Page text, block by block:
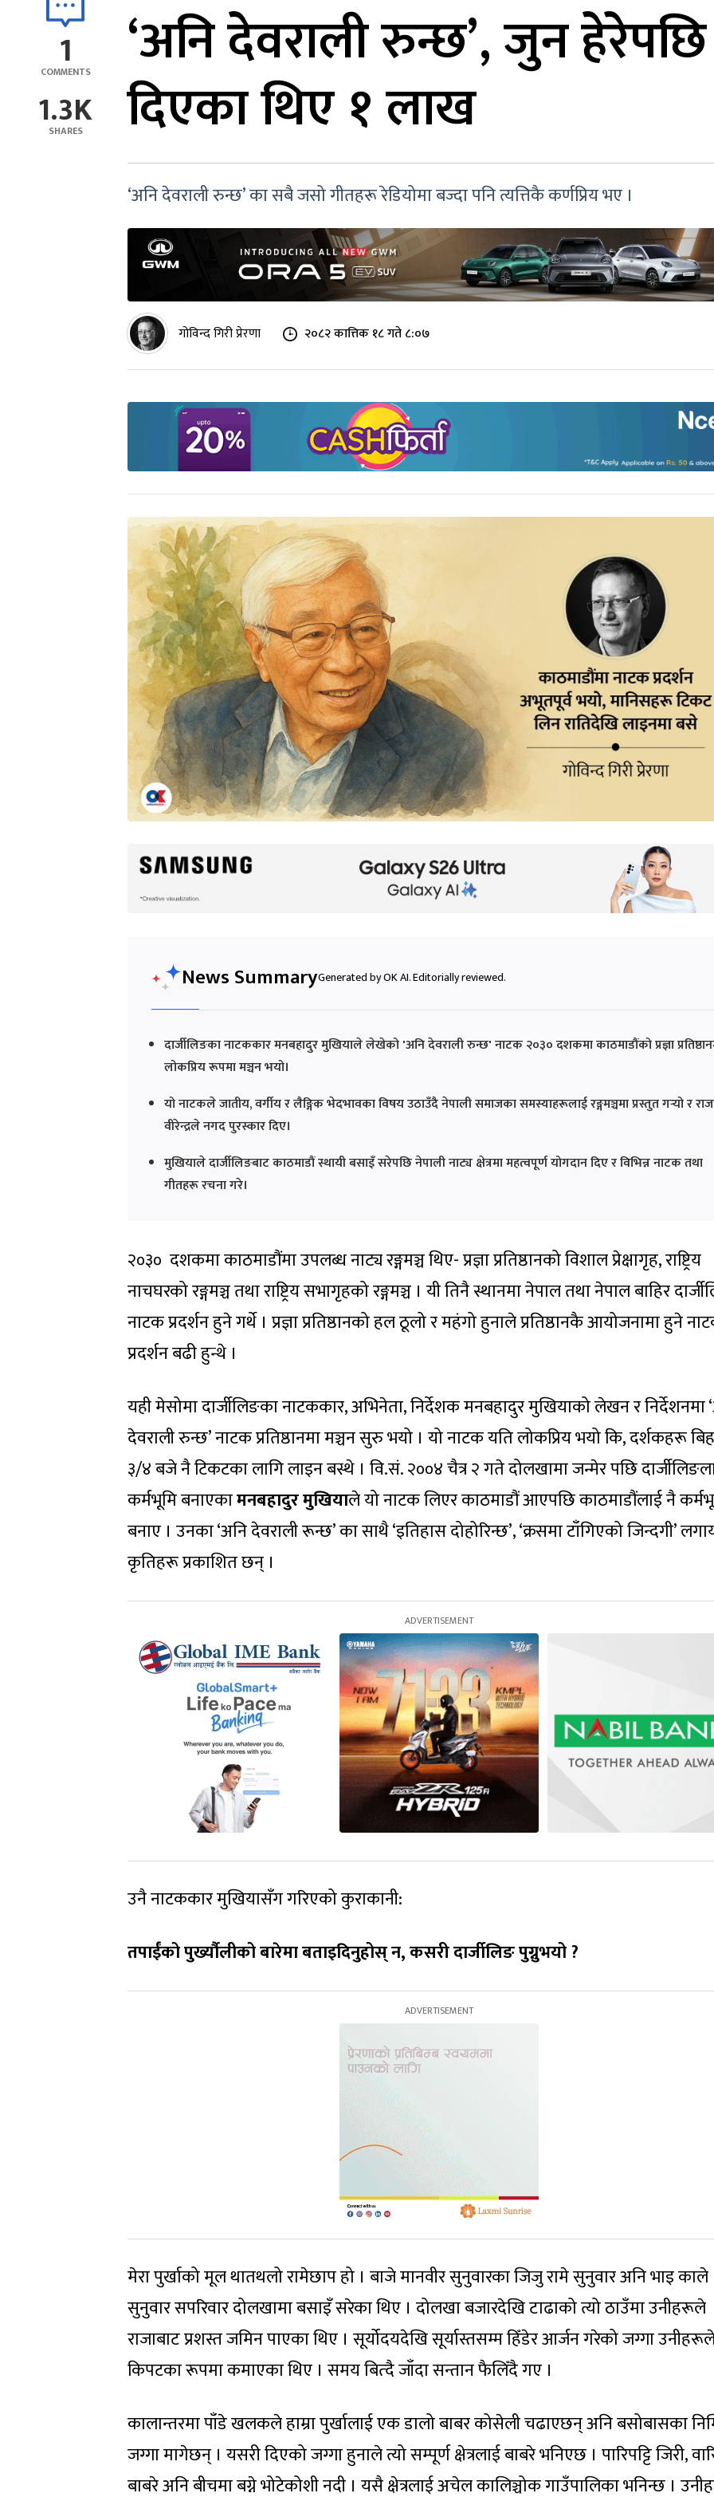
1
COMMENTS
1.3K
SHARES
‘अनि देवराली रुन्छ’, जुन हेरेपछि
दिएका थिए १ लाख
‘अनि देवराली रुन्छ’ का सबै जसो गीतहरू रेडियोमा बज्दा पनि त्यत्तिकै कर्णप्रिय भए ।
गोविन्द गिरी प्रेरणा २०८२ कात्तिक १८ गते ८:०७
News SummaryGenerated by OK AI. Editorially reviewed.
दार्जीलिङका नाटककार मनबहादुर मुखियाले लेखेको 'अनि देवराली रुन्छ' नाटक २०३० दशकमा काठमाडौंको प्रज्ञा
लोकप्रिय रूपमा मञ्चन भयो।
यो नाटकले जातीय, वर्गीय र लैङ्गिक भेदभावका विषय उठाउँदै नेपाली समाजका समस्याहरूलाई रङ्गमञ्चमा प्रस्तुत गर्‍यो र
वीरेन्द्रले नगद पुरस्कार दिए।
मुखियाले दार्जीलिङबाट काठमाडौं स्थायी बसाइँ सरेपछि नेपाली नाट्य क्षेत्रमा महत्वपूर्ण योगदान दिए र विभिन्न नाटक तथा
गीतहरू रचना गरे।
२०३० दशकमा काठमाडौंमा उपलब्ध नाट्य रङ्गमञ्च थिए- प्रज्ञा प्रतिष्ठानको विशाल प्रेक्षागृह, राष्ट्रिय
नाचघरको रङ्गमञ्च तथा राष्ट्रिय सभागृहको रङ्गमञ्च । यी तिनै स्थानमा नेपाल तथा नेपाल बाहिर
नाटक प्रदर्शन हुने गर्थे । प्रज्ञा प्रतिष्ठानको हल ठूलो र महंगो हुनाले प्रतिष्ठानकै आयोजनामा हुने
प्रदर्शन बढी हुन्थे ।
यही मेसोमा दार्जीलिङका नाटककार, अभिनेता, निर्देशक मनबहादुर मुखियाको लेखन र निर्देशनमा
देवराली रुन्छ’ नाटक प्रतिष्ठानमा मञ्चन ‍सुरु भयो । यो नाटक यति लोकप्रिय भयो कि, दर्शकहरू
३/४ बजे नै टिकटका लागि लाइन बस्थे । वि.सं. २००४ चैत्र २ गते दोलखामा जन्मेर पछि
कर्मभूमि बनाएकामनबहादुर मुखियाले यो नाटक लिएर काठमाडौं आएपछि काठमाडौंलाई नै
बनाए । उनका ‘अनि देवराली रून्छ’ का साथै ‘इतिहास दोहोरिन्छ’, ‘क्रसमा टाँगिएको जिन्दगी’
कृतिहरू प्रकाशित छन् ।
उनै नाटककार मुखियासँग गरिएको कुराकानी:
तपाईंको पुर्ख्यौलीको बारेमा बताइदिनुहोस् न, कसरी दार्जीलिङ पुग्नुभयो ?
मेरा पुर्खाको मूल थातथलो रामेछाप हो । बाजे मानवीर सुनुवारका जिजु रामे सुनुवार अनि भाइ काले
सुनुवार सपरिवार दोलखामा बसाइँ सरेका थिए । दोलखा बजारदेखि टाढाको त्यो ठाउँमा उनीहरूले
राजाबाट प्रशस्त जमिन पाएका थिए । सूर्योदयदेखि सूर्यास्तसम्म हिँडेर आर्जन गरेको जग्गा
किपटका रूपमा कमाएका थिए । समय बित्दै जाँदा सन्तान फैलिँदै गए ।
कालान्तरमा पाँडे खलकले हाम्रा पुर्खालाई एक डालो बाबर कोसेली चढाएछन् अनि बसोबासका
जग्गा मागेछन् । यसरी दिएको जग्गा हुनाले त्यो सम्पूर्ण क्षेत्रलाई बाबरे भनिएछ । पारिपट्टि जिरी,
बाबरे अनि बीचमा बग्ने भोटेकोशी नदी । यसै क्षेत्रलाई अचेल कालिञ्चोक गाउँपालिका भनिन्छ ।